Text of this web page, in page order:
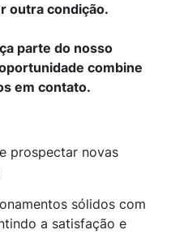
outra condição.
parte do nosso
combine
em contato.
prospectar novas
sólidos com
a satisfação e